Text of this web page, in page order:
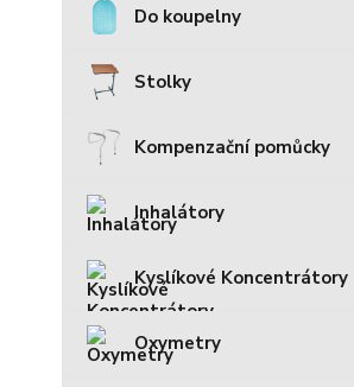
Do koupelny
Stolky
Kompenzační pomůcky
Inhalátory
Kyslíkové Koncentrátory
Oxymetry